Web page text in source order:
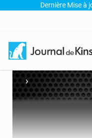
Dernière Mise à
›